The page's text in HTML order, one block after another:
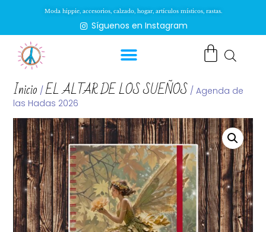
Moda hippie, accesorios, calzado, hogar, artículos místicos, rastas.
Síguenos en Instagram
Inicio /EL ALTAR DE LOS SUEÑOS / Agenda de
las Hadas 2026